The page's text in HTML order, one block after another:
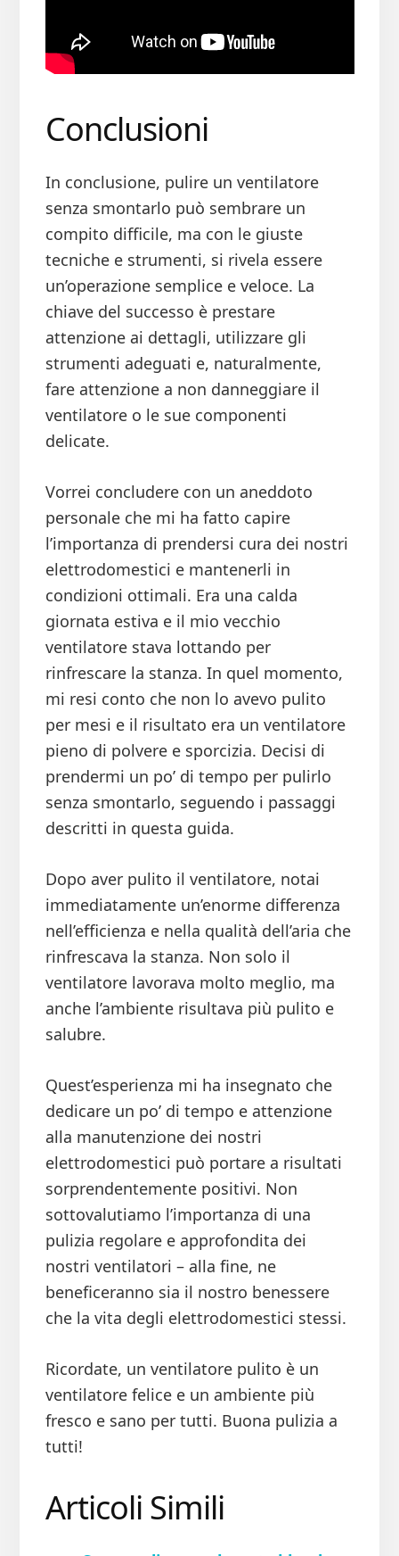
Conclusioni
In conclusione, pulire un ventilatore
senza smontarlo può sembrare un
compito difficile, ma con le giuste
tecniche e strumenti, si rivela essere
un’operazione semplice e veloce. La
chiave del successo è prestare
attenzione ai dettagli, utilizzare gli
strumenti adeguati e, naturalmente,
fare attenzione a non danneggiare il
ventilatore o le sue componenti
delicate.
Vorrei concludere con un aneddoto
personale che mi ha fatto capire
l’importanza di prendersi cura dei nostri
elettrodomestici e mantenerli in
condizioni ottimali. Era una calda
giornata estiva e il mio vecchio
ventilatore stava lottando per
rinfrescare la stanza. In quel momento,
mi resi conto che non lo avevo pulito
per mesi e il risultato era un ventilatore
pieno di polvere e sporcizia. Decisi di
prendermi un po’ di tempo per pulirlo
senza smontarlo, seguendo i passaggi
descritti in questa guida.
Dopo aver pulito il ventilatore, notai
immediatamente un’enorme differenza
nell’efficienza e nella qualità dell’aria che
rinfrescava la stanza. Non solo il
ventilatore lavorava molto meglio, ma
anche l’ambiente risultava più pulito e
salubre.
Quest’esperienza mi ha insegnato che
dedicare un po’ di tempo e attenzione
alla manutenzione dei nostri
elettrodomestici può portare a risultati
sorprendentemente positivi. Non
sottovalutiamo l’importanza di una
pulizia regolare e approfondita dei
nostri ventilatori – alla fine, ne
beneficeranno sia il nostro benessere
che la vita degli elettrodomestici stessi.
Ricordate, un ventilatore pulito è un
ventilatore felice e un ambiente più
fresco e sano per tutti. Buona pulizia a
tutti!
Articoli Simili